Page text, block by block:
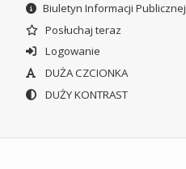
Biuletyn Informacji Publicznej
Posłuchaj teraz
Logowanie
DUŻA CZCIONKA
DUŻY KONTRAST